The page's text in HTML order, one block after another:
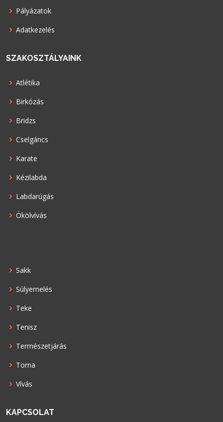
Pályázatok
Adatkezelés
SZAKOSZTÁLYAINK
Atlétika
Birkózás
Bridzs
Cselgáncs
Karate
Kézilabda
Labdarúgás
Ökölvívás
Sakk
Súlyemelés
Teke
Tenisz
Természetjárás
Torna
Vívás
KAPCSOLAT